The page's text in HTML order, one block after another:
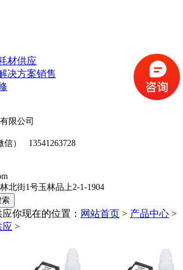
材供应
决方案销售
限公司
信） 13541263728
北街1号玉林品上2-1-1904
应你现在的位置： 网站首页 > 产品中心 >
应 >